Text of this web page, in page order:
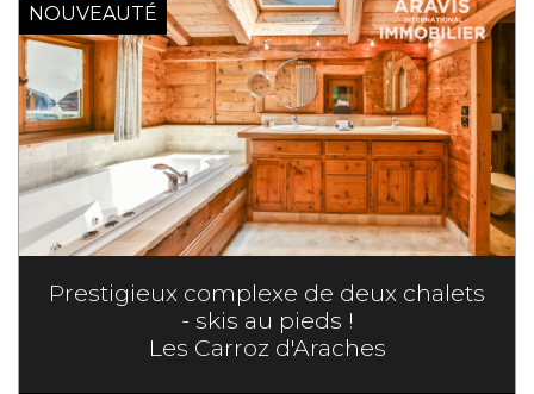
NOUVEAUTÉ
Prestigieux complexe de deux chalets
- skis au pieds !
Les Carroz d'Araches